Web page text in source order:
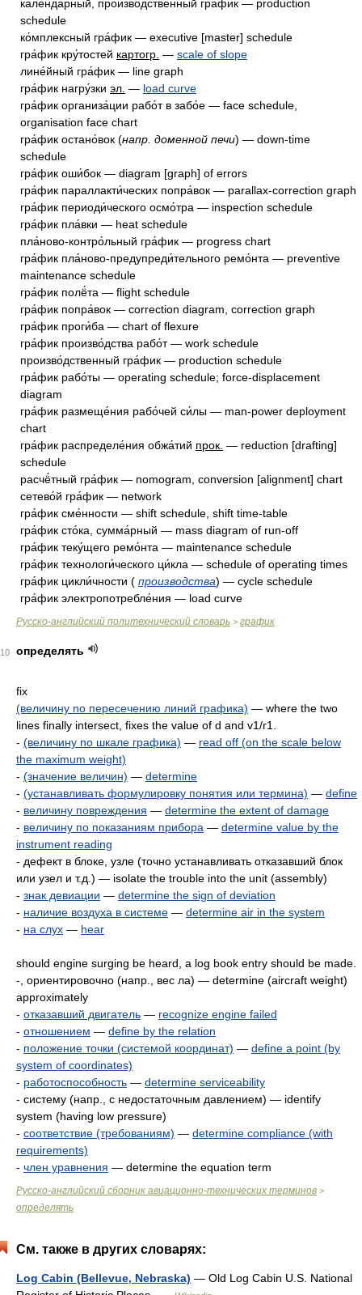
календа́рный, произво́дственный гра́фик — production
schedule
ко́мплексный гра́фик — executive [master] schedule
гра́фик кру́тостей картогр. — scale of slope
лине́йный гра́фик — line graph
гра́фик нагру́зки эл. — load curve
гра́фик организа́ции рабо́т в забо́е — face schedule,
organisation face chart
гра́фик остано́вок (напр. доменной печи) — down-time
schedule
гра́фик оши́бок — diagram [graph] of errors
гра́фик параллакти́ческих попра́вок — parallax-correction graph
гра́фик периоди́ческого осмо́тра — inspection schedule
гра́фик пла́вки — heat schedule
пла́ново-контро́льный гра́фик — progress chart
гра́фик пла́ново-предупреди́тельного ремо́нта — preventive
maintenance schedule
гра́фик полё́та — flight schedule
гра́фик попра́вок — correction diagram, correction graph
гра́фик проги́ба — chart of flexure
гра́фик произво́дства рабо́т — work schedule
произво́дственный гра́фик — production schedule
гра́фик рабо́ты — operating schedule; force-displacement
diagram
гра́фик размеще́ния рабо́чей си́лы — man-power deployment
chart
гра́фик распределе́ния обжа́тий прок. — reduction [drafting]
schedule
расчё́тный гра́фик — nomogram, conversion [alignment] chart
сетево́й гра́фик — network
гра́фик сме́нности — shift schedule, shift time-table
гра́фик сто́ка, сумма́рный — mass diagram of run-off
гра́фик теку́щего ремо́нта — maintenance schedule
гра́фик технологи́ческого ци́кла — schedule of operating times
гра́фик цикли́чности ( производства) — cycle schedule
гра́фик электропотребле́ния — load curve
Русско-английский политехнический словарь > график
10 определять
fix
(величину no пересечению линий графика) — where the two
lines finally intersect, fixes the value of d and v1/r1.
- (величину no шкале графика) — read off (on the scale below
the maximum weight)
- (значение величин) — determine
- (устанавливать формулировку понятия или термина) — define
- величину повреждения — determine the extent of damage
- величину по показаниям прибора — determine value by the
instrument reading
- дефект в блоке, узле (точно устанавливать отказавший блок
или узел и т.д.) — isolate the trouble into the unit (assembly)
- знак девиации — determine the sign of deviation
- наличие воздуха в системе — determine air in the system
- на слух — hear
should engine surging be heard, a log book entry should be made.
-, ориентировочно (напр., вес ла) — determine (aircraft weight)
approximately
- отказавший двигатель — recognize engine failed
- отношением — define by the relation
- положение точки (системой координат) — define а point (by
system of coordinates)
- работоспособность — determine serviceability
- систему (напр., с недостаточным давлением) — identify
system (having low pressure)
- соответствие (требованиям) — determine compliance (with
requirements)
- член уравнения — determine the equation term
Русско-английский сборник авиационно-технических терминов >
определять
См. также в других словарях:
Log Cabin (Bellevue, Nebraska) — Old Log Cabin U.S. National